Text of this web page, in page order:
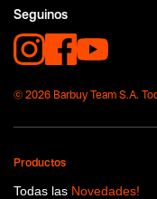
No items found.
Seguinos
© 2026 Barbuy Team S.A.
Productos
Todas las Novedades!